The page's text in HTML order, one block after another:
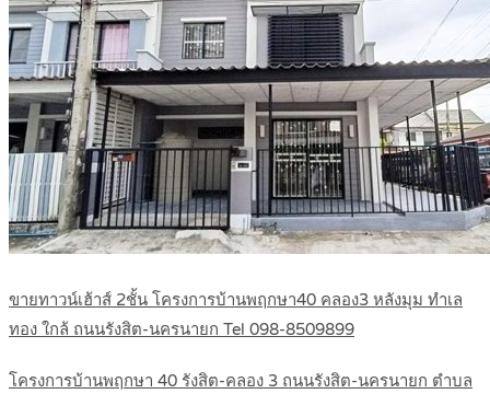
ขายทาวน์เฮ้าส์ 2ชั้น โครงการบ้านพฤกษา40 คลอง3 หลังมุม ทำเล
ทอง ใกล้ ถนนรังสิต-นครนายก Tel 098-8509899
โครงการบ้านพฤกษา 40 รังสิต-คลอง 3 ถนนรังสิต-นครนายก ตำบล